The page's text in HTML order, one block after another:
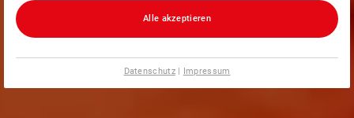
Alle akzeptieren
Datenschutz| Impressum